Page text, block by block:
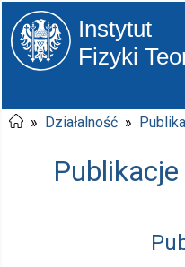
Instytut
Fizyki
» Działalność »